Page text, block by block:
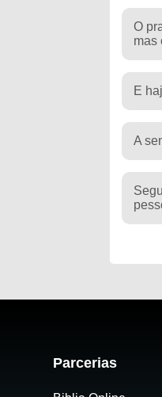
O
mas
E
A
Parcerias